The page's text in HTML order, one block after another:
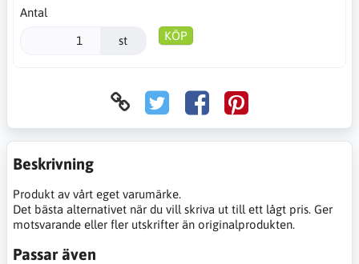
Antal
st KÖP
Beskrivning
Produkt av vårt eget varumärke.
Det bästa alternativet när du vill skriva ut till ett lågt pris. Ger
motsvarande eller fler utskrifter än originalprodukten.
Passar även